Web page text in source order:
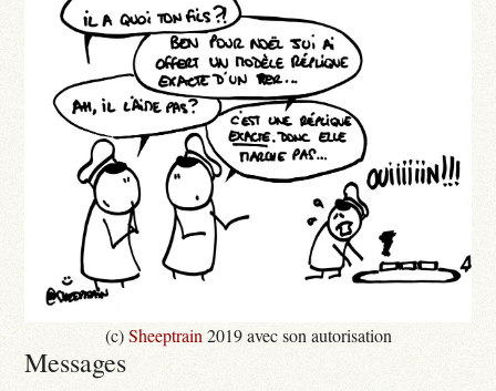
(c)Sheeptrain 2019 avec son autorisation
Messages